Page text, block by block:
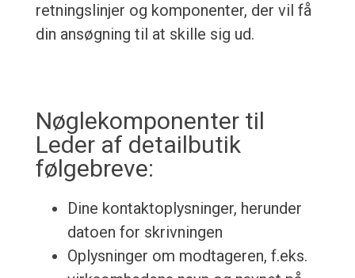
retningslinjer og komponenter, der vil få
din ansøgning til at skille sig ud.
Nøglekomponenter til
Leder af detailbutik
følgebreve:
Dine kontaktoplysninger, herunder
datoen for skrivningen
Oplysninger om modtageren, f.eks.